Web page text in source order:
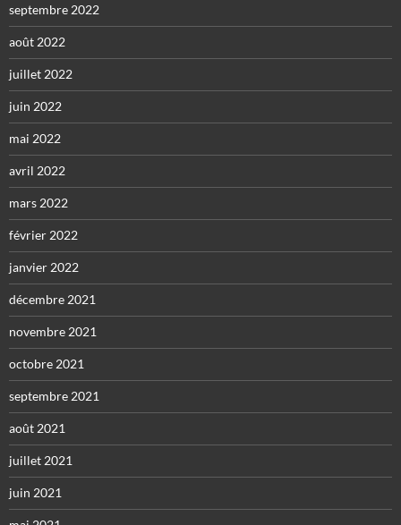
septembre 2022
août 2022
juillet 2022
juin 2022
mai 2022
avril 2022
mars 2022
février 2022
janvier 2022
décembre 2021
novembre 2021
octobre 2021
septembre 2021
août 2021
juillet 2021
juin 2021